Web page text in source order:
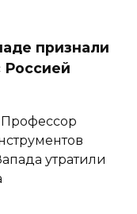
признали
Россией
утратили